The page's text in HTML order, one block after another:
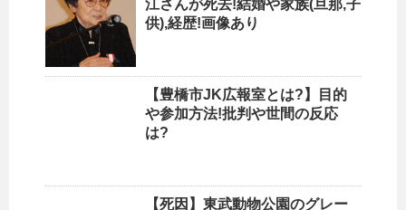
江さんが死去!結婚や家族(旦那,子
供),経歴!画像あり
【豊橋市JK広報室とは?】目的
や参加方法!批判や世間の反応
は?
【死因】東武動物公園のグレー